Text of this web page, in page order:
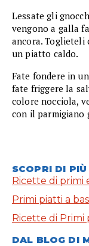
Lessate gli
vengono a galla
ancora. Toglieteli
un piatto caldo.
Fate fondere in
fate friggere la
colore nocciola,
con il parmigiano
SCOPRI DI PIÙ
Ricette di primi
Primi piatti a
Ricette di Primi
DAL BLOG DI